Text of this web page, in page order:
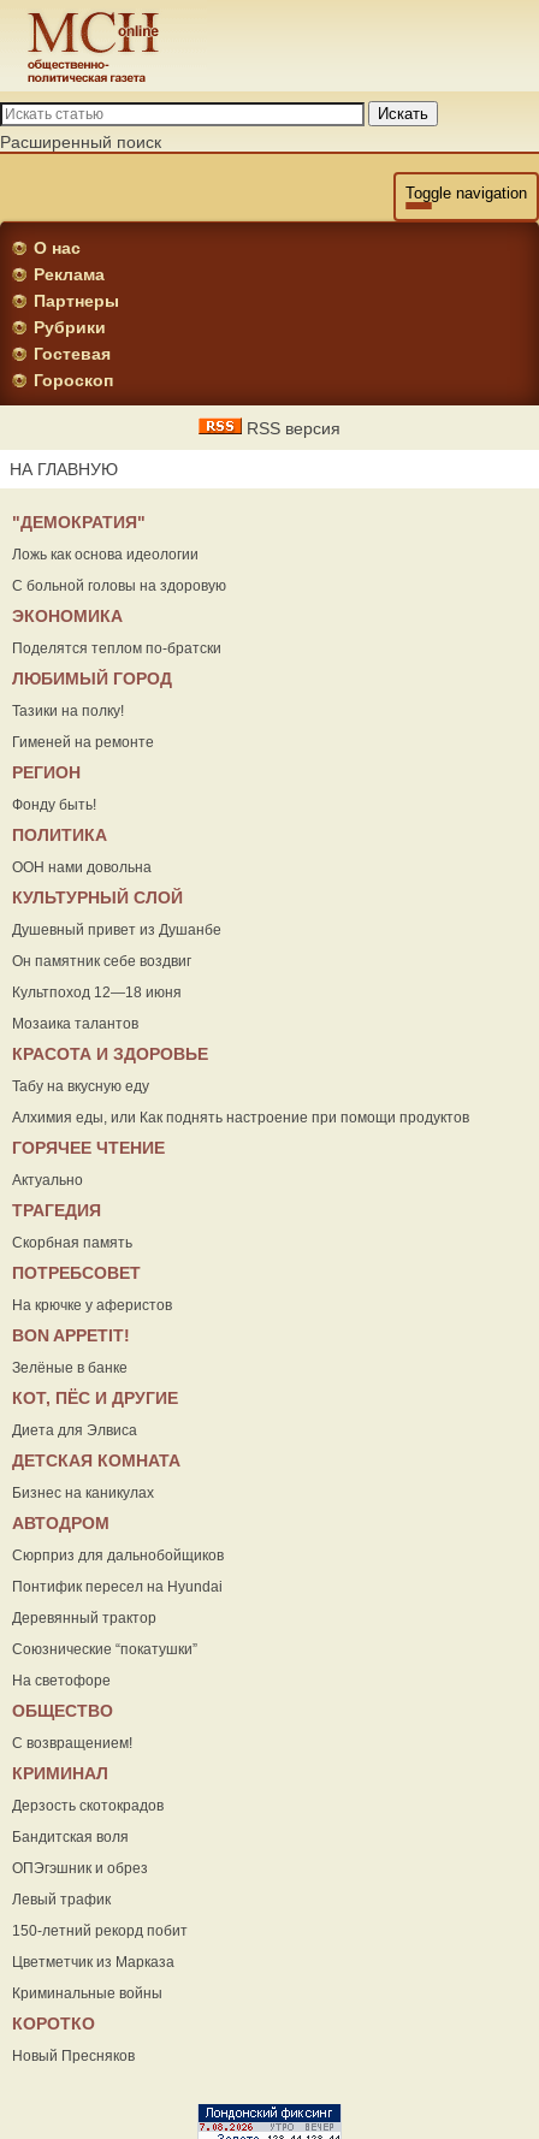
Искать
Расширенный поиск
Toggle navigation
О нас
Реклама
Партнеры
Рубрики
Гостевая
Гороскоп
RSS версия
НА ГЛАВНУЮ
"ДЕМОКРАТИЯ"
Ложь как основа идеологии
С больной головы на здоровую
ЭКОНОМИКА
Поделятся теплом по-братски
ЛЮБИМЫЙ ГОРОД
Тазики на полку!
Гименей на ремонте
РЕГИОН
Фонду быть!
ПОЛИТИКА
ООН нами довольна
КУЛЬТУРНЫЙ СЛОЙ
Душевный привет из Душанбе
Он памятник себе воздвиг
Культпоход 12—18 июня
Мозаика талантов
КРАСОТА И ЗДОРОВЬЕ
Табу на вкусную еду
Алхимия еды, или Как поднять настроение при помощи продуктов
ГОРЯЧЕЕ ЧТЕНИЕ
Актуально
ТРАГЕДИЯ
Скорбная память
ПОТРЕБСОВЕТ
На крючке у аферистов
ВON APPETIT!
Зелёные в банке
КОТ, ПЁС И ДРУГИЕ
Диета для Элвиса
ДЕТСКАЯ КОМНАТА
Бизнес на каникулах
АВТОДРОМ
Сюрприз для дальнобойщиков
Понтифик пересел на Hyundai
Деревянный трактор
Союзнические “покатушки”
На светофоре
ОБЩЕСТВО
С возвращением!
КРИМИНАЛ
Дерзость скотокрадов
Бандитская воля
ОПЭгэшник и обрез
Левый трафик
150-летний рекорд побит
Цветметчик из Марказа
Криминальные войны
КОРОТКО
Новый Пресняков